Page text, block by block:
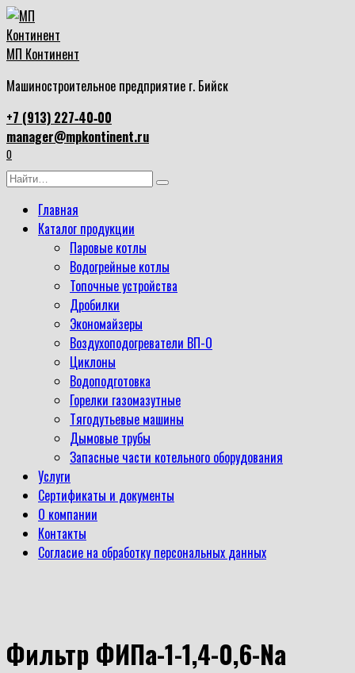
Перейти
к
содержанию
МП Континент
Машиностроительное предприятие г. Бийск
+7 (913) 227‑40‑00
manager@mpkontinent.ru
0
Search
Главная
Каталог продукции
Паровые котлы
Водогрейные котлы
Топочные устройства
Дробилки
Экономайзеры
Воздухоподогреватели ВП-О
Циклоны
Водоподготовка
Горелки газомазутные
Тягодутьевые машины
Дымовые трубы
Запасные части котельного оборудования
Услуги
Сертификаты и документы
О компании
Контакты
Согласие на обработку персональных данных
Фильтр ФИПа-1-1,4-0,6-Na